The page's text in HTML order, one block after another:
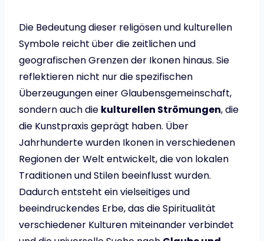
Die Bedeutung dieser religösen und kulturellen
Symbole reicht über die zeitlichen und
geografischen Grenzen der Ikonen hinaus. Sie
reflektieren nicht nur die spezifischen
Überzeugungen einer Glaubensgemeinschaft,
sondern auch die kulturellen Strömungen, die
die Kunstpraxis geprägt haben. Über
Jahrhunderte wurden Ikonen in verschiedenen
Regionen der Welt entwickelt, die von lokalen
Traditionen und Stilen beeinflusst wurden.
Dadurch entsteht ein vielseitiges und
beeindruckendes Erbe, das die Spiritualität
verschiedener Kulturen miteinander verbindet